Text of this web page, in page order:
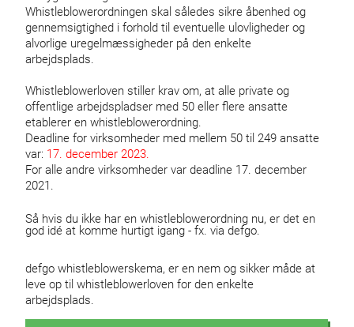
Whistleblowerordningen skal således sikre åbenhed og
gennemsigtighed i forhold til eventuelle ulovligheder og
alvorlige uregelmæssigheder på den enkelte
arbejdsplads.
Whistleblowerloven stiller krav om, at alle private og
offentlige arbejdspladser med 50 eller flere ansatte
etablerer en whistleblowerordning.
Deadline for virksomheder med mellem 50 til 249 ansatte
var: 17. december 2023.
For alle andre virksomheder var deadline 17. december
2021.
Så hvis du ikke har en whistleblowerordning nu, er det en
god idé at komme hurtigt igang - fx. via defgo.
defgo whistleblowerskema, er en nem og sikker måde at
leve op til whistleblowerloven for den enkelte
arbejdsplads.